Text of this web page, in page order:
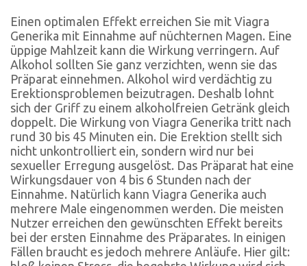
Einen optimalen Effekt erreichen Sie mit Viagra
Generika mit Einnahme auf nüchternen Magen. Eine
üppige Mahlzeit kann die Wirkung verringern. Auf
Alkohol sollten Sie ganz verzichten, wenn sie das
Präparat einnehmen. Alkohol wird verdächtig zu
Erektionsproblemen beizutragen. Deshalb lohnt
sich der Griff zu einem alkoholfreien Getränk gleich
doppelt. Die Wirkung von Viagra Generika tritt nach
rund 30 bis 45 Minuten ein. Die Erektion stellt sich
nicht unkontrolliert ein, sondern wird nur bei
sexueller Erregung ausgelöst. Das Präparat hat eine
Wirkungsdauer von 4 bis 6 Stunden nach der
Einnahme. Natürlich kann Viagra Generika auch
mehrere Male eingenommen werden. Die meisten
Nutzer erreichen den gewünschten Effekt bereits
bei der ersten Einnahme des Präparates. In einigen
Fällen braucht es jedoch mehrere Anläufe. Hier gilt: